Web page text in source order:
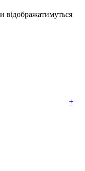
відображатимуться
+